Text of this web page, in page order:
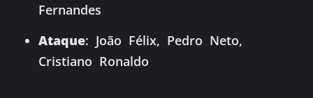
Fernandes
Ataque: João Félix, Pedro Neto,
Cristiano Ronaldo